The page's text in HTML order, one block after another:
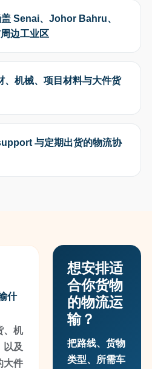
Senai、Johor Bahru、
边工业区
、机械、项目材料与大件货
与定期出货的物流协
什
、机
以及
大件
想安排适
合你货物
的物流运
输？
把路线、货物
类型、所需车